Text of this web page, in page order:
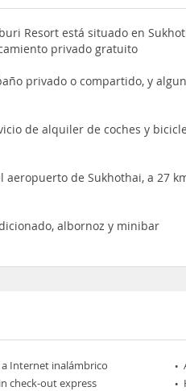
Resort está situado en
privado gratuito
privado o compartido, y
de alquiler de coches y
aeropuerto de Sukhothai, a 27
albornoz y minibar
a Internet inalámbrico
check-out express